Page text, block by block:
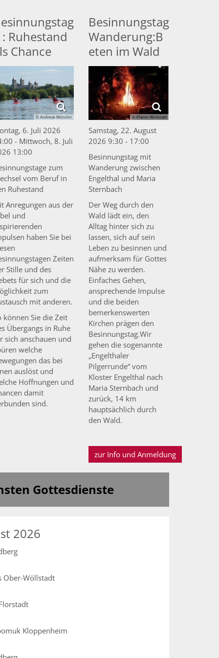
Ruhestand
Chance
© Andreas Münster
6. Juli 2026
- Mittwoch, 8. Juli
13:00
zum
vom Beruf in
Ruhestand
Anregungen aus der
und
haben Sie bei
Zeiten
Stille und des
für sich und die
zum
mit anderen.
können Sie die Zeit
Übergangs in Ruhe
sich anschauen und
welche
das bei
auslöst und
Hoffnungen und
damit
sind.
Besinnungstag
Wanderung:B
eten im Wald
© Pfarrei Wickstadt
Samstag, 22. August
2026 9:30 - 17:00
Besinnungstag mit
Wanderung zwischen
Engelthal und Maria
Sternbach
Der Weg durch den
Wald lädt ein, den
Alltag hinter sich zu
lassen, sich auf sein
Leben zu besinnen und
aufmerksam für Gottes
Nähe zu werden.
Einfaches Gehen,
ansprechende Impulse
und die beiden
bemerkenswerten
Kirchen prägen den
Besinnungstag.Wir
gehen die sogenannte
„Engelthaler
Pilgerrunde“ vom
Kloster Engelthal nach
Maria Sternbach und
zurück, 14 km
hauptsächlich durch
den Wald.
zur Info und Anmeldung
Gottesdienste
2026
Ober-Wöllstadt
Kloppenheim